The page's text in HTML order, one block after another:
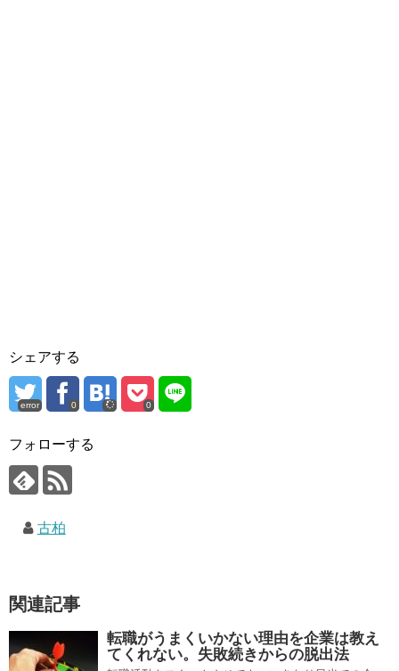
シェアする
error 0 0
フォローする
古柏
関連記事
転職がうまくいかない理由を企業は教え
てくれない。失敗続きからの脱出法